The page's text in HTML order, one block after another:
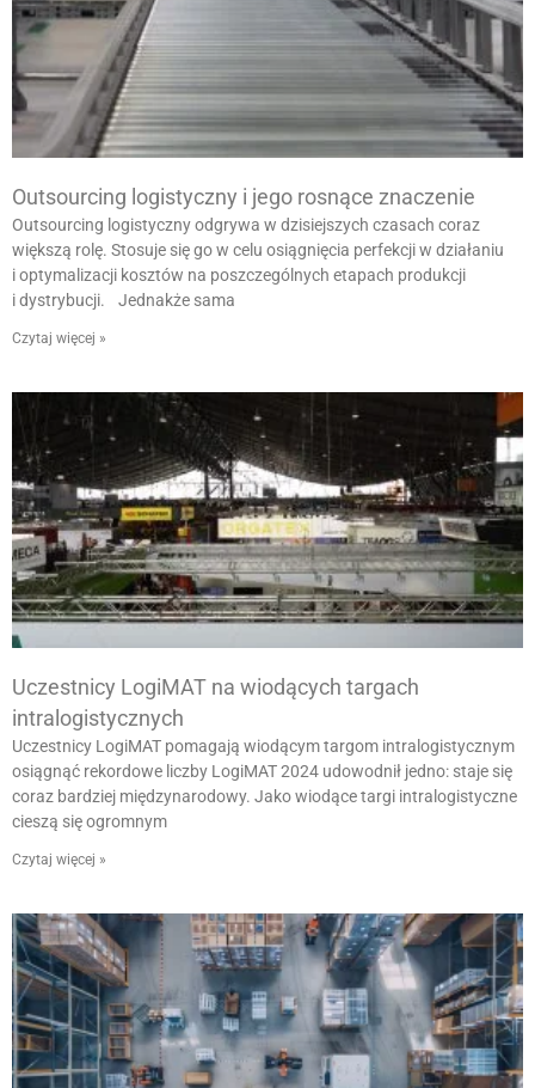
Outsourcing logistyczny i jego rosnące znaczenie
Outsourcing logistyczny odgrywa w dzisiejszych czasach coraz
większą rolę. Stosuje się go w celu osiągnięcia perfekcji w działaniu
i optymalizacji kosztów na poszczególnych etapach produkcji
i dystrybucji. Jednakże sama
Czytaj więcej »
Uczestnicy LogiMAT na wiodących targach
intralogistycznych
Uczestnicy LogiMAT pomagają wiodącym targom intralogistycznym
osiągnąć rekordowe liczby LogiMAT 2024 udowodnił jedno: staje się
coraz bardziej międzynarodowy. Jako wiodące targi intralogistyczne
cieszą się ogromnym
Czytaj więcej »